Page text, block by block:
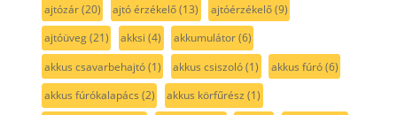
ajtózár(20) ajtó érzékelő(13) ajtóérzékelő(9)
ajtóüveg(21) akksi (4) akkumulátor(6)
akkus csavarbehajtó(1) akkus csiszoló(1) akkus fúró(6)
akkus fúrókalapács (2) akkus körfűrész (1)